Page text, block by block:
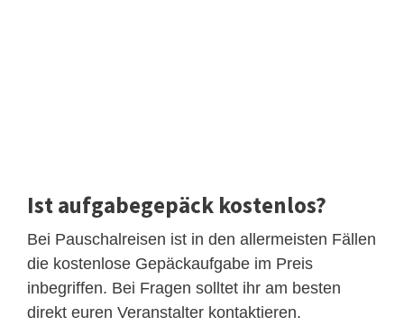
Ist aufgabegepäck kostenlos?
Bei Pauschalreisen ist in den allermeisten Fällen
die kostenlose Gepäckaufgabe im Preis
inbegriffen. Bei Fragen solltet ihr am besten
direkt euren Veranstalter kontaktieren.